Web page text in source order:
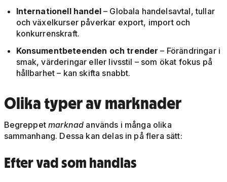
Internationell handel– Globala handelsavtal, tullar
och växelkurser påverkar export, import och
konkurrenskraft.
Konsumentbeteenden och trender – Förändringar i
smak, värderingar eller livsstil – som ökat fokus på
hållbarhet – kan skifta snabbt.
Olika typer av marknader
Begreppetmarknad används i många olika
sammanhang. Dessa kan delas in på flera sätt:
Efter vad som handlas